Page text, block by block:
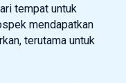
tempat untuk
mendapatkan
terutama untuk